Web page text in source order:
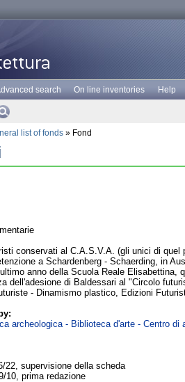
search On line inventories Help
list of fonds » Fond
conservati al C.A.S.V.A. (gli unici di
a Schardenberg - Schaerding, in
anno della Scuola Reale Elisabettina,
dell'adesione di Baldessari al "Circolo
- Dinamismo plastico, Edizioni
archeologica - Biblioteca d'arte - Centro
22, supervisione della scheda
10, prima redazione